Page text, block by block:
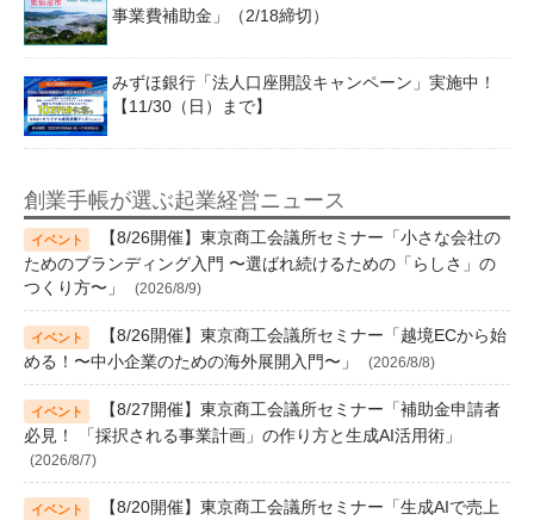
事業費補助金」（2/18締切）
みずほ銀行「法人口座開設キャンペーン」実施中！
【11/30（日）まで】
創業手帳が選ぶ起業経営ニュース
【8/26開催】東京商工会議所セミナー「小さな会社の
ためのブランディング入門 〜選ばれ続けるための「らしさ」の
つくり方〜」
(2026/8/9)
【8/26開催】東京商工会議所セミナー「越境ECから始
める！〜中小企業のための海外展開入門〜」
(2026/8/8)
【8/27開催】東京商工会議所セミナー「補助金申請者
必見！ 「採択される事業計画」の作り方と生成AI活用術」
(2026/8/7)
【8/20開催】東京商工会議所セミナー「生成AIで売上